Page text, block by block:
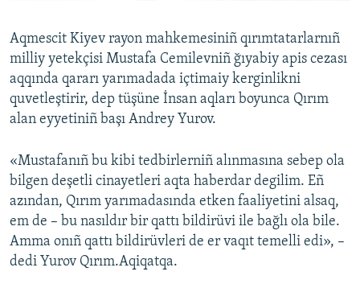
RFE/RS bütün saytları
Aqmescit Kiyev rayon mahkemesiniñ qırımtatarlarnıñ
milliy yetekçisi Mustafa Cemilevniñ ğıyabiy apis cezası
aqqında qararı yarımadada içtimaiy kerginlikni
quvetleştirir, dep tüşüne İnsan aqları boyunca Qırım
alan eyyetiniñ başı Andrey Yurov.
«Mustafanıñ bu kibi tedbirlerniñ alınmasına sebep ola
bilgen deşetli cinayetleri aqta haberdar degilim. Eñ
azından, Qırım yarımadasında etken faaliyetini alsaq,
em de – bu nasıldır bir qattı bildirüvi ile bağlı ola bile.
Amma onıñ qattı bildirüvleri de er vaqıt temelli edi», –
dedi Yurov Qırım.Aqiqatqa.